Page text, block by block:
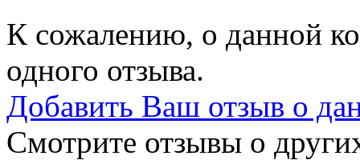
К сожалению, о данной
одного отзыва.
Добавить Ваш отзыв о
Смотрите отзывы о